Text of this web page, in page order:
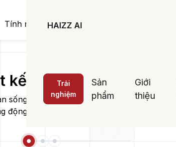
Tính năng Giải pháp
HAIZZ AI
Trải
nghiệm
Sản
phẩm
Giới
thiệu
kế 3D với Haizz AI
sống lý tưởng qua bản thiết kế 3D chân
động do AI của Haizz tạo dựng